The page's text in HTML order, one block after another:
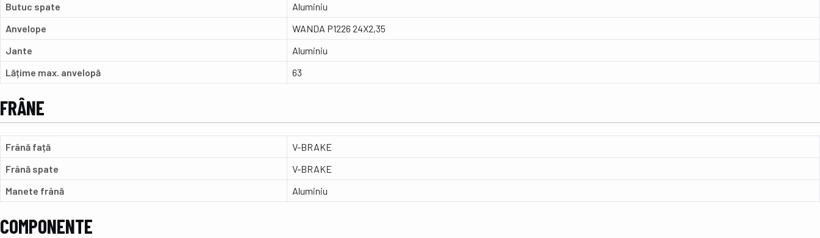
Butuc spate
Aluminiu
Anvelope
WANDA P1226 24X2,35
Jante
Aluminiu
Lățime max. anvelopă
63
FRÂNE
Frână față
V-BRAKE
Frână spate
V-BRAKE
Manete frână
Aluminiu
COMPONENTE